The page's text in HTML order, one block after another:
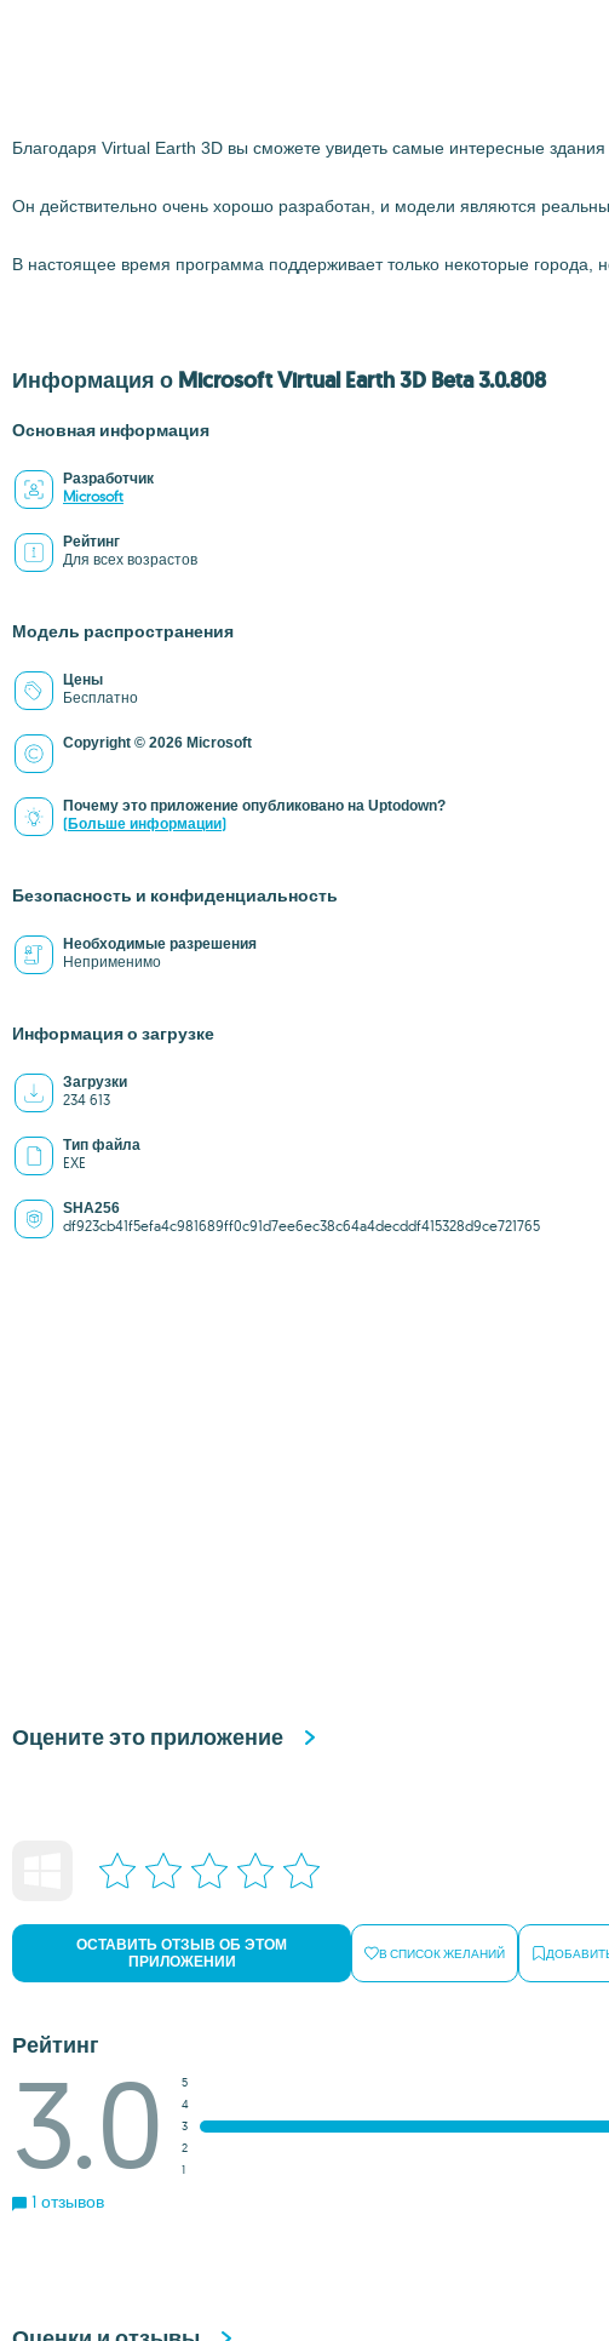
Благодаря Virtual Earth 3D вы сможете увидеть самые интересные
Он действительно очень хорошо разработан, и модели являются
В настоящее время программа поддерживает только некоторые города,
Информация о Microsoft Virtual Earth 3D Beta 3.0.808
Основная информация
Разработчик
Microsoft
Рейтинг
Для всех возрастов
Модель распространения
Цены
Бесплатно
Copyright © 2026 Microsoft
Почему это приложение опубликовано на Uptodown?
(Больше информации)
Безопасность и конфиденциальность
Необходимые разрешения
Неприменимо
Информация о загрузке
Загрузки
234 613
Тип файла
EXE
SHA256
df923cb41f5efa4c981689ff0c91d7ee6ec38c64a4decddf415328d9ce721765
Оцените это приложение
ОСТАВИТЬ ОТЗЫВ ОБ ЭТОМ
ПРИЛОЖЕНИИ
В СПИСОК ЖЕЛАНИЙ
Рейтинг
3.0
5
4
3
2
1
1 отзывов